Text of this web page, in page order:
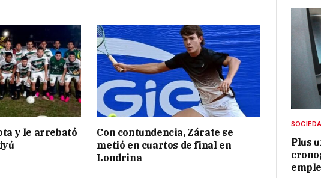
y le arrebató
Con contundencia, Zárate se
metió en cuartos de final en
Londrina
Plus